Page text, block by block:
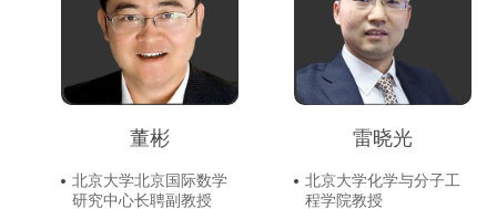
董彬
北京大学北京国际数学
研究中心长聘副教授
雷晓光
北京大学化学与分子工
程学院教授